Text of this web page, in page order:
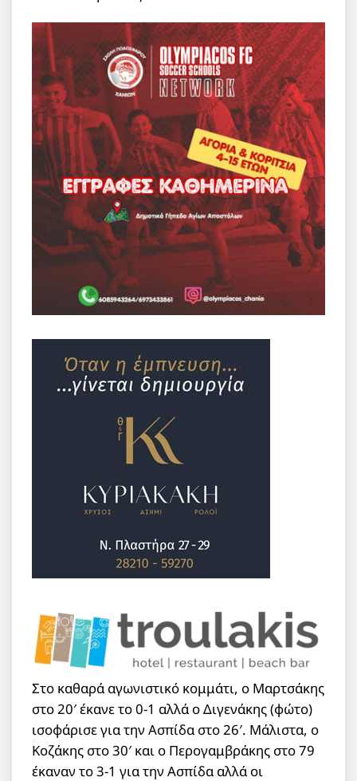
Στο καθαρά αγωνιστικό κομμάτι, ο Μαρτσάκης
στο 20′ έκανε το 0-1 αλλά ο Διγενάκης (φώτο)
ισοφάρισε για την Ασπίδα στο 26′. Μάλιστα, ο
Κοζάκης στο 30′ και ο Περογαμβράκης στο 79
έκαναν το 3-1 για την Ασπίδα αλλά οι